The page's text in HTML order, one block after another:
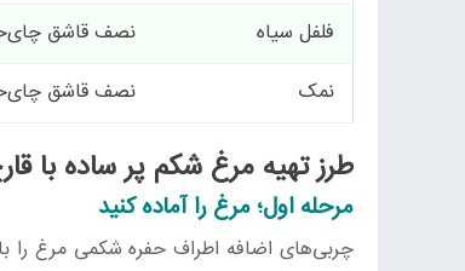
فلفل سیاه
نصف قاشق
نمک
نصف قاشق
طرز تهیه مرغ شکم پر ساده با
مرحله اول؛ مرغ را آماده کنید
چربی‌های اضافه اطراف حفره شکمی مرغ را